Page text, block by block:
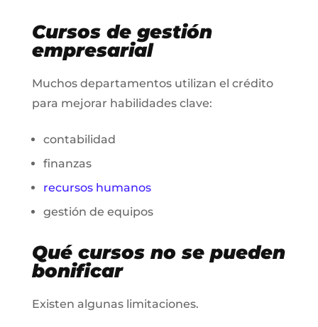
Cursos de gestión
empresarial
Muchos departamentos utilizan el crédito
para mejorar habilidades clave:
contabilidad
finanzas
recursos humanos
gestión de equipos
Qué cursos no se pueden
bonificar
Existen algunas limitaciones.